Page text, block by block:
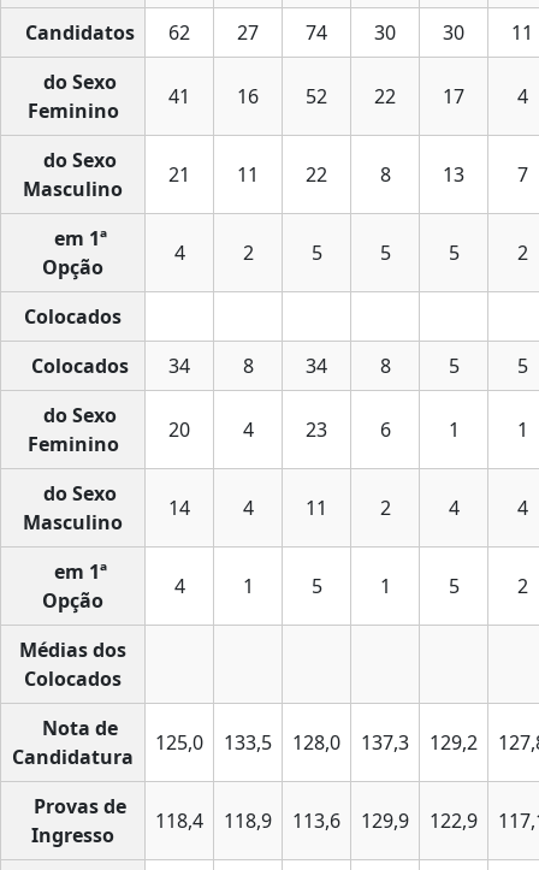
Candidatos
62 27 74 30 30
11
do Sexo
Feminino
41 16 52 22 17 4
do Sexo
Masculino
21 11 22 8 13 7
em 1ª
Opção
4 2 5 5 5 2
Colocados
Colocados
34 8 34 8 5
5
do Sexo
Feminino
20 4 23 6 1 1
do Sexo
Masculino
14 4 11 2 4 4
em 1ª
Opção
4 1 5 1 5 2
Médias dos
Colocados
Nota de
Candidatura
125,0 133,5 128,0 137,3 129,2
Provas de
Ingresso
118,4 118,9 113,6 129,9 122,9